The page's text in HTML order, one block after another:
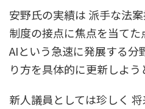
安野氏の実績は 派手な法
制度の接点に焦点を当てた
AIという急速に発展する分
り方を具体的に更新しよう
新人議員としては珍しく